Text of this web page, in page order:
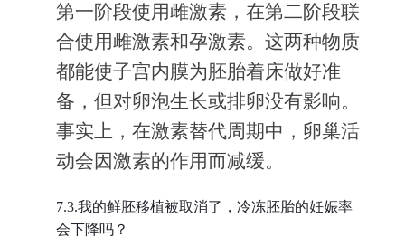
第一阶段使用雌激素，在第二阶段联
合使用雌激素和孕激素。这两种物质
都能使子宫内膜为胚胎着床做好准
备，但对卵泡生长或排卵没有影响。
事实上，在激素替代周期中，卵巢活
动会因激素的作用而减缓。
7.3.我的鲜胚移植被取消了，冷冻胚胎的妊娠率
会下降吗？